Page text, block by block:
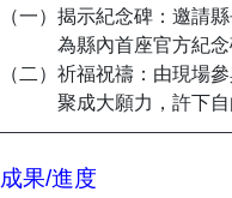
（一）揭示紀念碑：邀請
為縣內首座官方紀
（二）祈福祝禱：由現場
聚成大願力，許下自
成果/進度